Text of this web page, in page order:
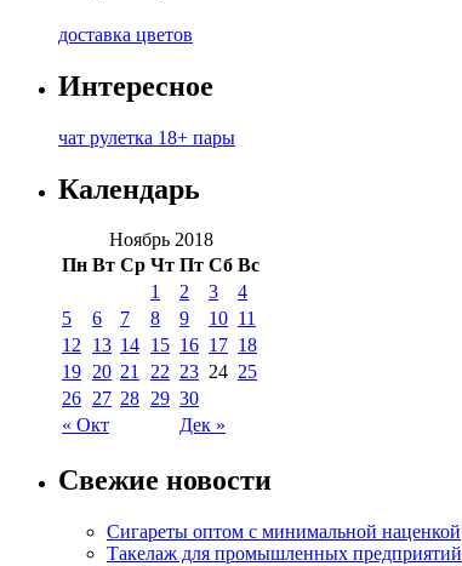
доставка цветов
Интересное
чат рулетка 18+ пары
Календарь
Ноябрь 2018
Пн Вт Ср Чт Пт Сб Вс
« Окт Дек »
1 2 3
4
5
6 7 8 9 10 11
12 13 14 15 16 17 18
19 20 21 22 23 24 25
26 27 28 29 30
Свежие новости
Сигареты оптом с минимальной наценкой
Такелаж для промышленных предприятий